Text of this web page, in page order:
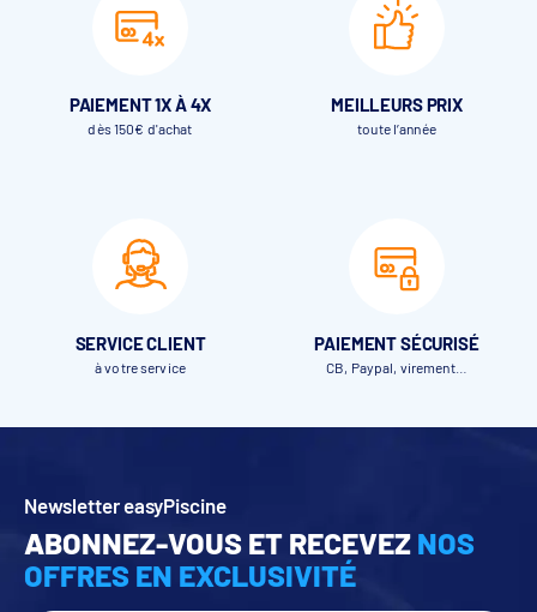
PAIEMENT 1X À 4X
dès 150€ d'achat
MEILLEURS PRIX
toute l’année
SERVICE CLIENT
à votre service
PAIEMENT SÉCURISÉ
CB, Paypal, virement…
Newsletter easyPiscine
ABONNEZ-VOUS ET RECEVEZ NOS
OFFRES EN EXCLUSIVITÉ